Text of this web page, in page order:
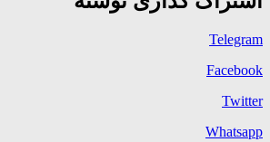
Telegram
Facebook
Twitter
Whatsapp